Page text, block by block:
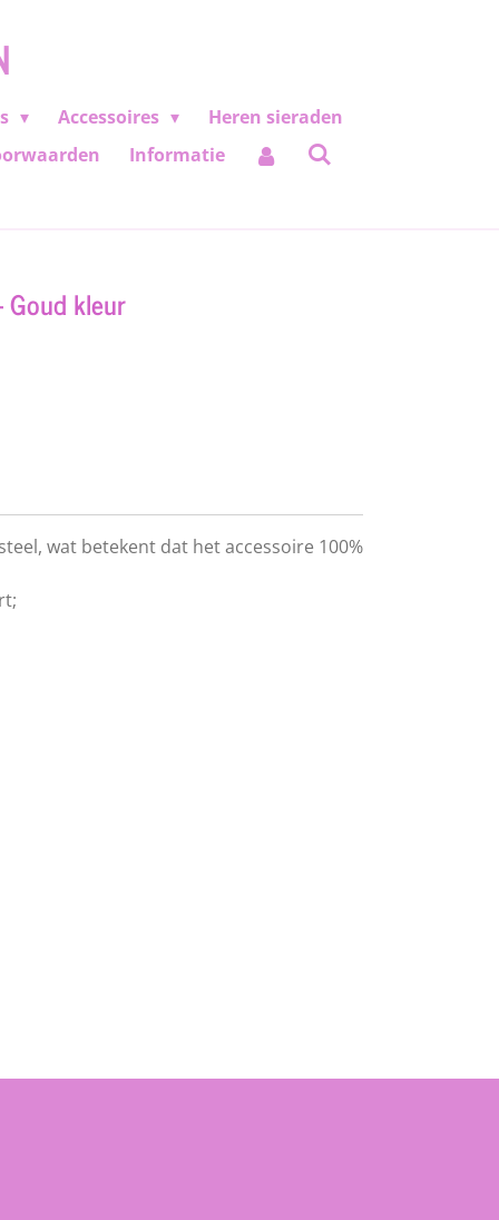
Accessoires
Heren sieraden
Informatie
kleur
wat betekent dat het accessoire 100%